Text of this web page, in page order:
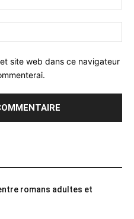
site web dans ce navigateur
romans adultes et